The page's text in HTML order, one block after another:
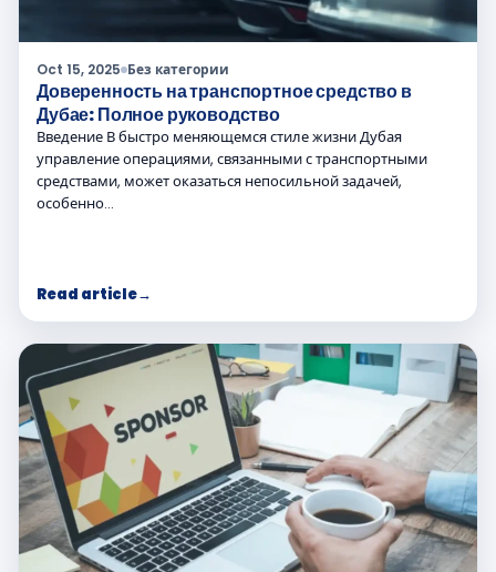
Oct 15, 2025 Без категории
Доверенность на транспортное средство в
Дубае: Полное руководство
Введение В быстро меняющемся стиле жизни Дубая
управление операциями, связанными с транспортными
средствами, может оказаться непосильной задачей,
особенно…
Read article→